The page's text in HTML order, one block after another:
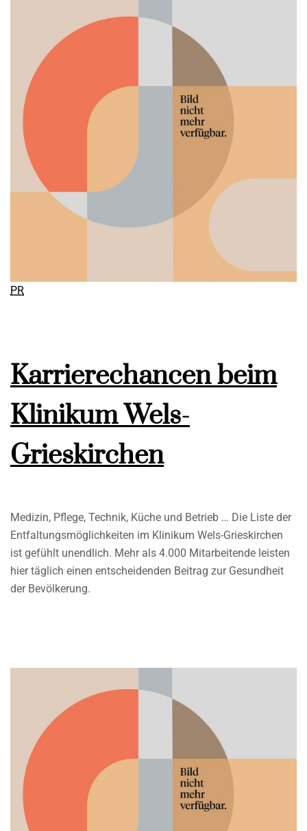
PR
Karrierechancen beim
Klinikum Wels-
Grieskirchen
Medizin, Pflege, Technik, Küche und Betrieb … Die Liste der
Entfaltungsmöglichkeiten im Klinikum Wels-Grieskirchen
ist gefühlt unendlich. Mehr als 4.000 Mitarbeitende leisten
hier täglich einen entscheidenden Beitrag zur Gesundheit
der Bevölkerung.